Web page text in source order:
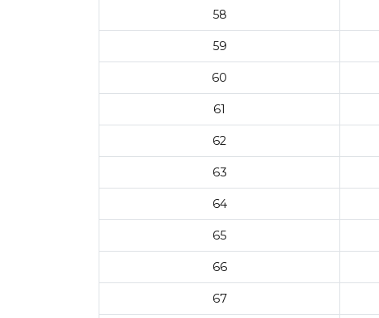
58
59
60
61
62
63
64
65
66
67